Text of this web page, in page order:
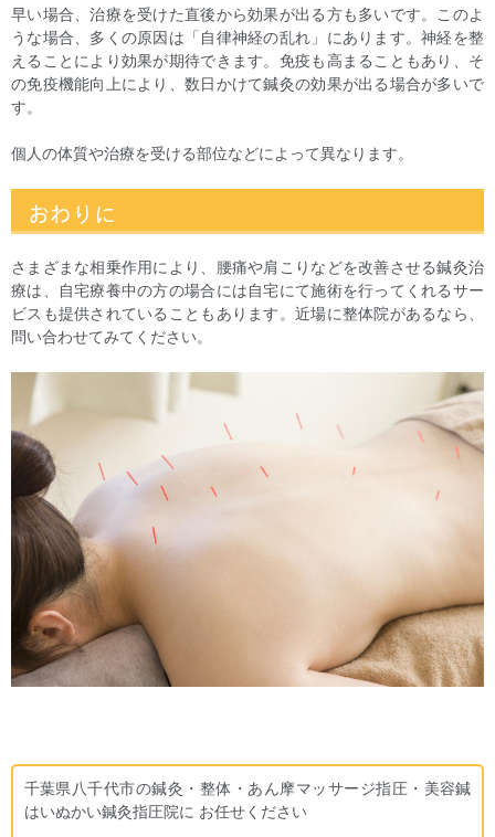
早い場合、治療を受けた直後から効果が出る方も多いです。このよ
うな場合、多くの原因は「自律神経の乱れ」にあります。神経を整
えることにより効果が期待できます。免疫も高まることもあり、そ
の免疫機能向上により、数日かけて鍼灸の効果が出る場合が多いで
す。
個人の体質や治療を受ける部位などによって異なります。
おわりに
さまざまな相乗作用により、腰痛や肩こりなどを改善させる鍼灸治
療は、自宅療養中の方の場合には自宅にて施術を行ってくれるサー
ビスも提供されていることもあります。近場に整体院があるなら、
問い合わせてみてください。
千葉県八千代市の鍼灸・整体・あん摩マッサージ指圧・美容鍼
はいぬかい鍼灸指圧院に お任せください